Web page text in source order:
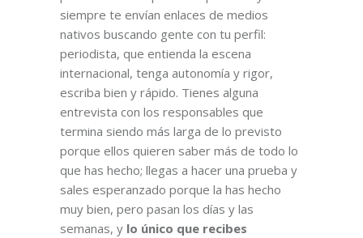
siempre te envían enlaces de medios
nativos buscando gente con tu perfil:
periodista, que entienda la escena
internacional, tenga autonomía y rigor,
escriba bien y rápido. Tienes alguna
entrevista con los responsables que
termina siendo más larga de lo previsto
porque ellos quieren saber más de todo lo
que has hecho; llegas a hacer una prueba y
sales esperanzado porque la has hecho
muy bien, pero pasan los días y las
semanas, y lo único que recibes